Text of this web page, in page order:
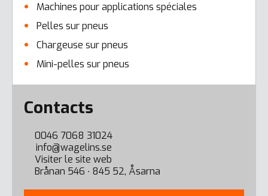
Machines pour applications spéciales
Pelles sur pneus
Chargeuse sur pneus
Mini-pelles sur pneus
Error here
Contacts
0046 7068 31024
info@wagelins.se
Visiter le site web
Brånan 546 ∙ 845 52, Åsarna